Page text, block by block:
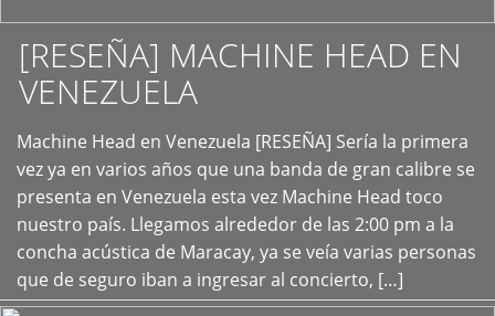
[RESEÑA] MACHINE HEAD EN
VENEZUELA
Machine Head en Venezuela [RESEÑA] Sería la primera
vez ya en varios años que una banda de gran calibre se
presenta en Venezuela esta vez Machine Head toco
nuestro país. Llegamos alrededor de las 2:00 pm a la
concha acústica de Maracay, ya se veía varias personas
que de seguro iban a ingresar al concierto, […]
+